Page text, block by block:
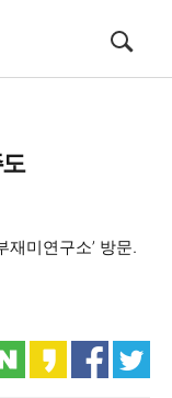
검색
열기/
재미연구소’ 방문.